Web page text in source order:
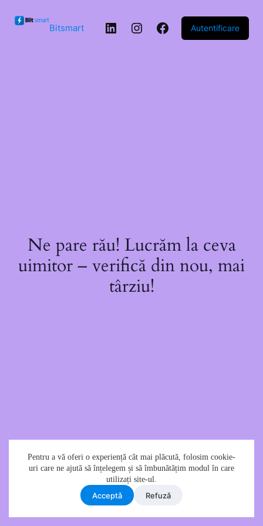
conținut
Pentru a vă oferi o experiență cât mai plăcută, folosim cookie-
uri care ne ajută să înțelegem și să îmbunătățim modul în care
utilizați site-ul.
Acceptǎ Refuzǎ
Bitsmart LinkedInInstagram
Facebook
Autentificare
Ne pare rău! Lucrăm la ceva
uimitor – verifică din nou, mai
târziu!